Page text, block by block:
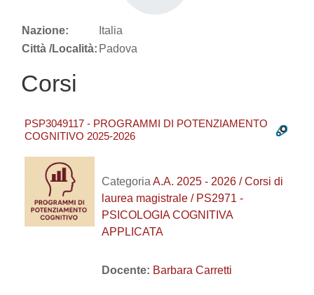
Nazione:
Italia
Città /Località: Padova
Corsi
PSP3049117 - PROGRAMMI DI POTENZIAMENTO
COGNITIVO 2025-2026
Categoria A.A. 2025 - 2026 / Corsi di
laurea magistrale / PS2971 -
PSICOLOGIA COGNITIVA
APPLICATA
Docente: Barbara Carretti